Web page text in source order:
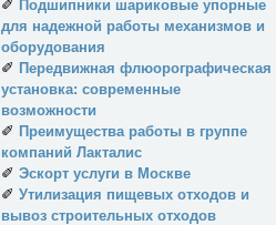
✐ Подшипники шариковые упорные
для надежной работы механизмов и
оборудования
✐ Передвижная флюорографическая
установка: современные
возможности
✐ Преимущества работы в группе
компаний Лакталис
✐ Эскорт услуги в Москве
✐ Утилизация пищевых отходов и
вывоз строительных отходов